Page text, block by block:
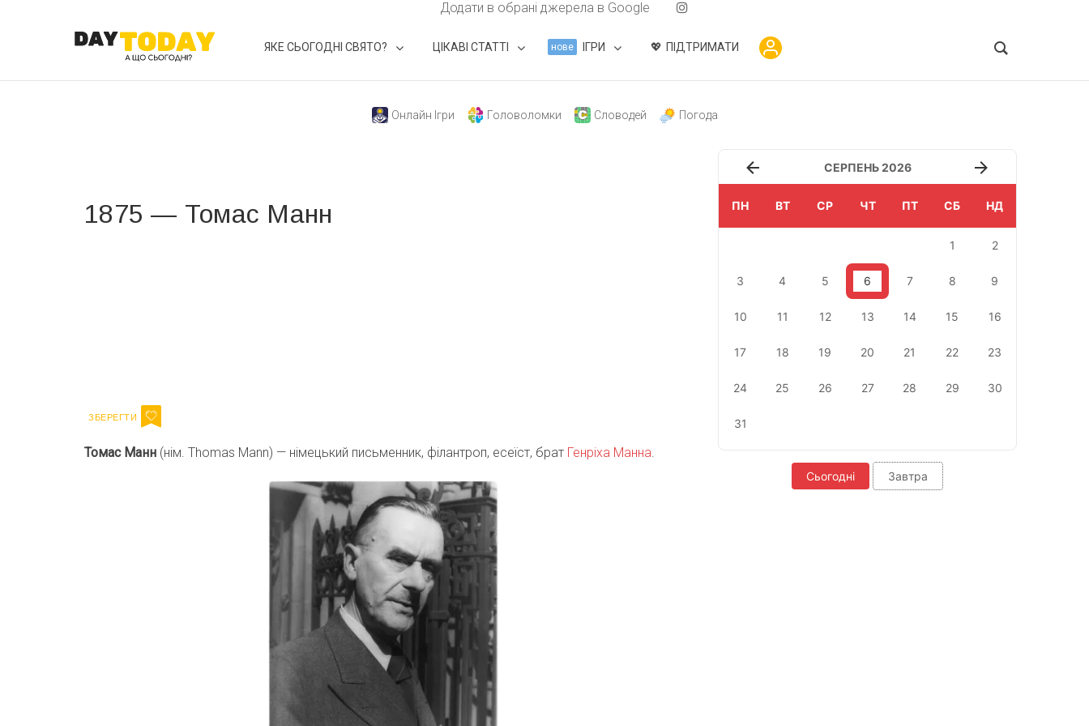
Додати в обрані джерела в Google
ЯКЕ СЬОГОДНІ СВЯТО? ЦІКАВІ СТАТТІ нове ІГРИ ПІДТРИМАТИ
Онлайн Ігри Головоломки Словодей Погода
1875 — Томас Манн
Томас Манн (нім. Thomas Mann) — німецький письменник, філантроп, есеїст, брат Генріха Манна.
СЕРПЕНЬ 2026
ПН ВТ СР ЧТ ПТ СБ НД
1 2
3 4 5 6 7 8 9
10 11 12 13 14 15 16
17 18 19 20 21 22 23
24 25 26 27 28 29 30
31
Сьогодні Завтра